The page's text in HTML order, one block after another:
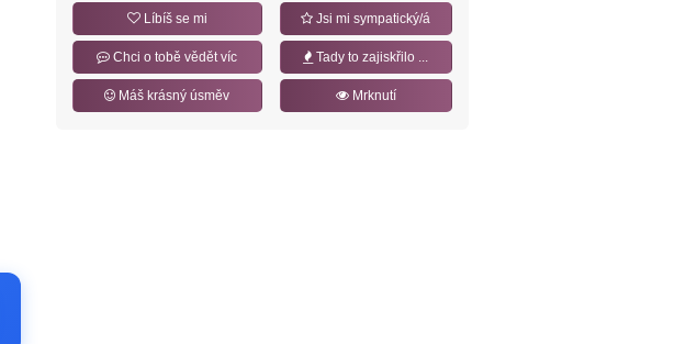
Líbíš se mi Jsi mi sympatický/á
Chci o tobě vědět víc Tady to zajiskřilo ...
Máš krásný úsměv Mrknutí